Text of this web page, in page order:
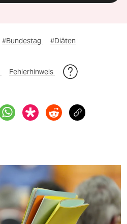
#Bundestag #Diäten
Fehlerhinweis